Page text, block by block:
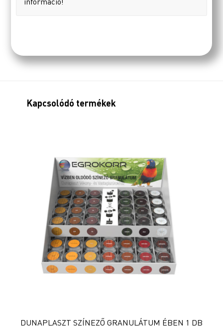
Kapcsolódó termékek
DUNAPLASZT SZÍNEZŐ GRANULÁTUM ÉBEN 1 DB